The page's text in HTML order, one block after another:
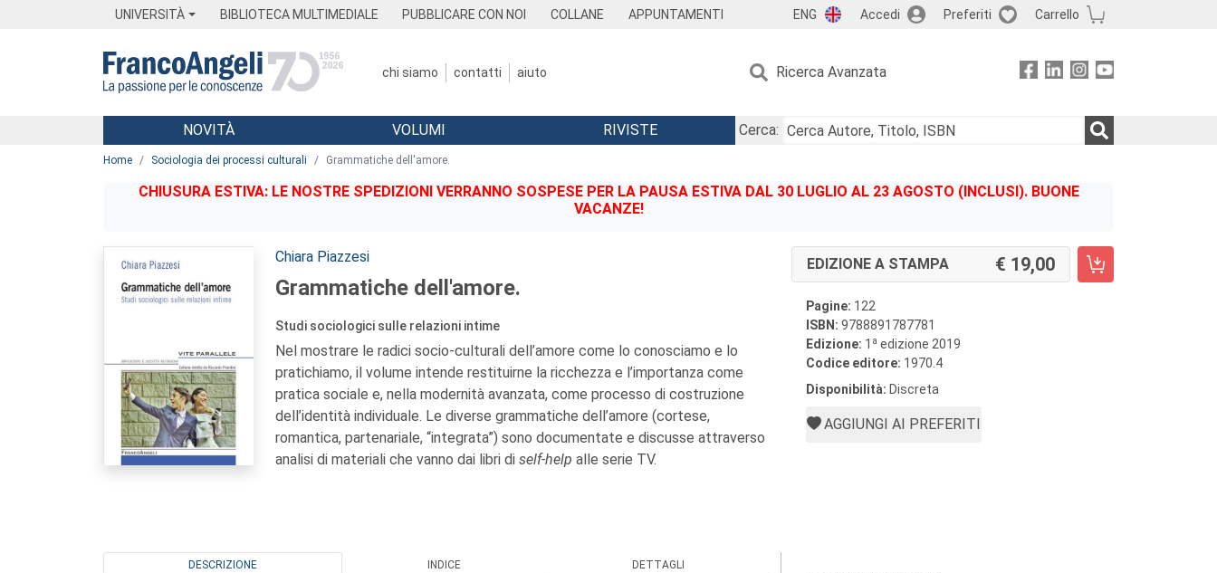
UNIVERSITÀ BIBLIOTECA MULTIMEDIALE PUBBLICARE CON NOI COLLANE APPUNTAMENTI ENG Accedi Preferiti Carrello
chi siamo contatti aiuto Ricerca Avanzata
Menu
NOVITÀ VOLUMI RIVISTE
Cerca:
Home Sociologia dei processi culturali Grammatiche dell'amore.
CHIUSURA ESTIVA: LE NOSTRE SPEDIZIONI VERRANNO SOSPESE PER LA PAUSA ESTIVA DAL 30 LUGLIO AL 23 AGOSTO (INCLUSI). BUONE
VACANZE!
Autori:
Chiara Piazzesi
Grammatiche dell'amore.
Studi sociologici sulle relazioni intime
Nel mostrare le radici socio-culturali dell’amore come lo conosciamo e lo
pratichiamo, il volume intende restituirne la ricchezza e l’importanza come
pratica sociale e, nella modernità avanzata, come processo di costruzione
dell’identità individuale. Le diverse grammatiche dell’amore (cortese,
romantica, partenariale, “integrata”) sono documentate e discusse attraverso
analisi di materiali che vanno dai libri di self-help alle serie TV.
EDIZIONE A STAMPA 19,00
Pagine: 122
ISBN: 9788891787781
Edizione: 1 a edizione 2019
Codice editore: 1970.4
Disponibilità: Discreta
AGGIUNGI AI PREFERITI
DESCRIZIONE INDICE DETTAGLI